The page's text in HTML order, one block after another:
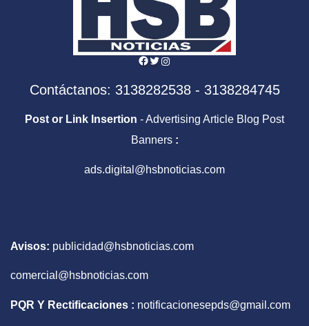
Facebook
Twitter
Instagram
Contáctanos: 3138282538 - 3138284745
Post or Link Insertion - Advertising Article Blog Post
Banners :
ads.digital@hsbnoticias.com
Avisos: publicidad@hsbnoticias.com
comercial@hsbnoticias.com
PQR Y Rectificaciones : notificacionesepds@gmail.com